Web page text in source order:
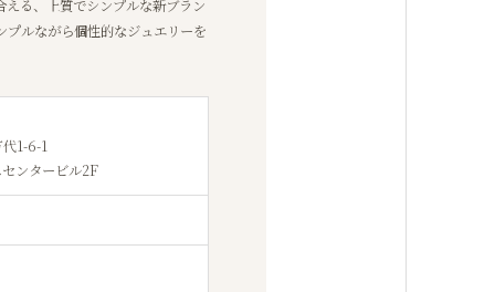
る、上質でシンプルな新ブラン
ルながら個性的なジュエリーを
1-6-1
ンタービル2F